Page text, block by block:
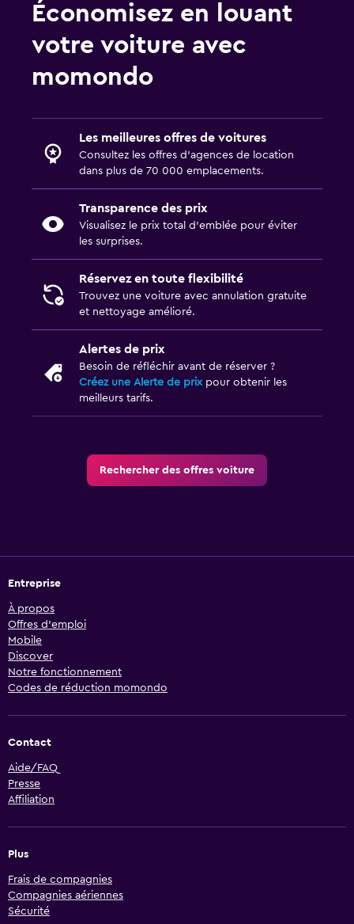
Économisez en louant
votre voiture avec
momondo
Les meilleures offres de voitures
Consultez les offres d’agences de location
dans plus de 70 000 emplacements.
Transparence des prix
Visualisez le prix total d’emblée pour éviter
les surprises.
Réservez en toute flexibilité
Trouvez une voiture avec annulation gratuite
et nettoyage amélioré.
Alertes de prix
Besoin de réfléchir avant de réserver ?
Créez une Alerte de prixpour obtenir les
meilleurs tarifs.
Rechercher des offres voiture
Entreprise
À propos
Offres d’emploi
Mobile
Discover
Notre fonctionnement
Codes de réduction momondo
Contact
Aide/FAQ
Presse
Affiliation
Plus
Frais de compagnies
Compagnies aériennes
Sécurité